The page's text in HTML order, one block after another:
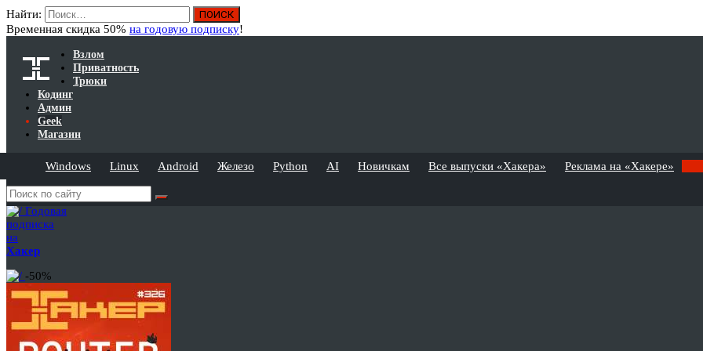
Найти:
Временная скидка 50% на годовую подписку!
Взлом
Приватность
Трюки
Кодинг
Админ
Geek
Магазин
Windows Linux Android Железо Python AI Новичкам Все выпуски «Хакера» Реклама на «Хакере»
Годовая
подписка
на
Хакер
-50%